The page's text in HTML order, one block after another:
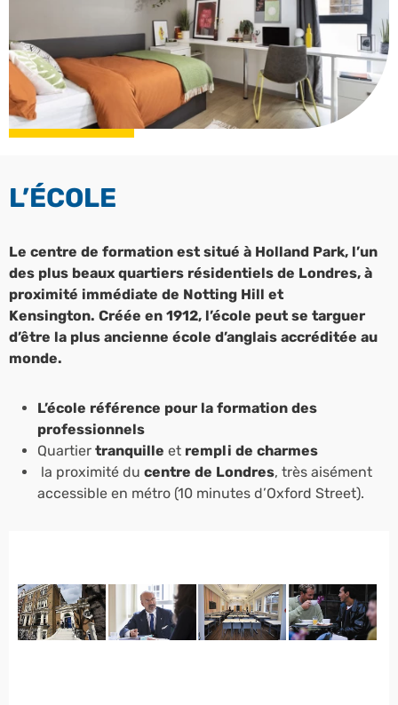
L’ÉCOLE
Le centre de formation est situé à Holland Park, l’un
des plus beaux quartiers résidentiels de Londres, à
proximité immédiate de Notting Hill et
Kensington. Créée en 1912, l’école peut se targuer
d’être la plus ancienne école d’anglais accréditée au
monde.
L’école référence pour la formation des
professionnels
Quartier tranquille et rempli de charmes
la proximité du centre de Londres, très aisément
accessible en métro (10 minutes d’Oxford Street).